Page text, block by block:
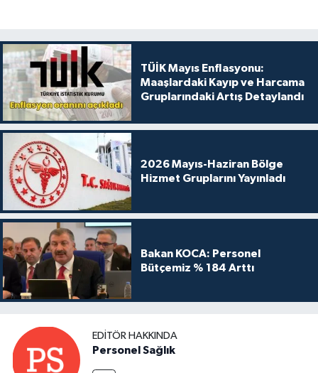
TÜİK Mayıs Enflasyonu:
Maaşlardaki Kayıp ve Harcama
Gruplarındaki Artış Detaylandı
2026 Mayıs-Haziran Bölge
Hizmet Gruplarını Yayınladı
Bakan KOCA: Personel
Bütçemiz % 184 Arttı
EDITÖR HAKKINDA
Personel Sağlık